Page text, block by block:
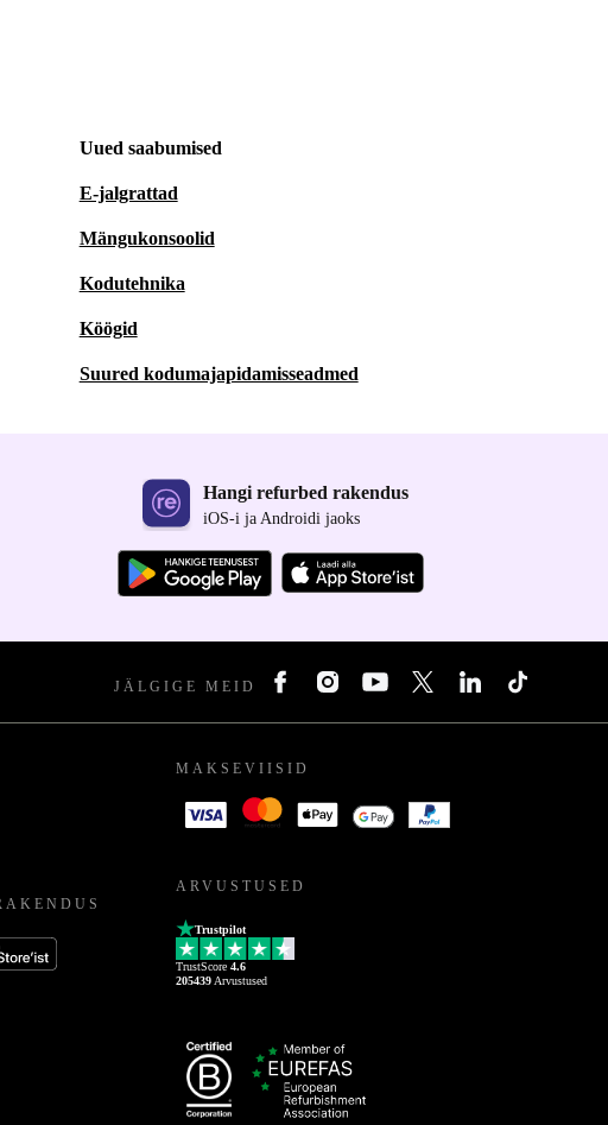
Uued saabumised
E-jalgrattad
Mängukonsoolid
Kodutehnika
Köögid
Suured kodumajapidamisseadmed
Hangi refurbed rakendus
iOS-i ja Androidi jaoks
JÄLGIGE MEID
MAKSEVIISID
ARVUSTUSED
Trustpilot
TrustScore 4.6
205439 Arvustused